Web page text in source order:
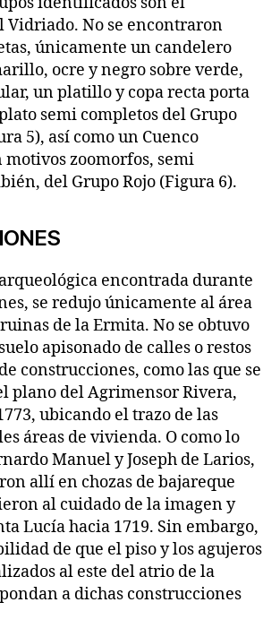
Vidriado. No se encontraron
únicamente un candelero
ocre y negro sobre verde,
un platillo y copa recta porta
semi completos del Grupo
5), así como un Cuenco
motivos zoomorfos, semi
del Grupo Rojo (Figura 6).
encontrada durante
se redujo únicamente al área
de la Ermita. No se obtuvo
apisonado de calles o restos
construcciones, como las que se
plano del Agrimensor Rivera,
ubicando el trazo de las
áreas de vivienda. O como lo
Manuel y Joseph de Larios,
allí en chozas de bajareque
al cuidado de la imagen y
Lucía hacia 1719. Sin embargo,
de que el piso y los agujeros
al este del atrio de la
a dichas construcciones